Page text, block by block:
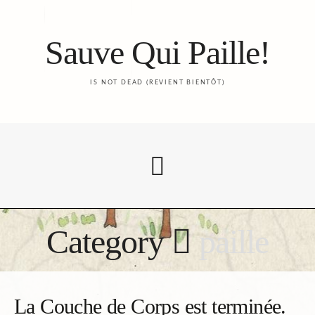
Sauve Qui Paille!
IS NOT DEAD (REVIENT BIENTÔT)
Accueil
Category paille
La Couche de Corps est terminée.